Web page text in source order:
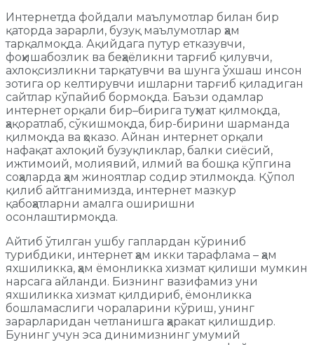
Интернетда фойдали маълумотлар билан бир
қаторда зарарли, бузуқ маълумотлар ҳам
тарқалмоқда. Ақийдага путур етказувчи,
фоҳишабозлик ва беҳаёликни тарғиб қилувчи,
ахлоқсизликни тарқатувчи ва шунга ўхшаш инсон
зотига ор келтирувчи ишларни тарғиб қиладиган
сайтлар кўпайиб бормоқда. Баъзи одамлар
интернет орқали бир–бирига туҳмат қилмоқда,
ҳақоратлаб, сўкишмоқда, бир-бирини шарманда
қилмоқда ва ҳоказо. Айнан интернет орқали
нафақат ахлоқий бузуқликлар, балки сиёсий,
ижтимоий, молиявий, илмий ва бошқа кўпгина
соҳаларда ҳам жиноятлар содир этилмоқда. Қўпол
қилиб айтганимизда, интернет мазкур
қабоҳатларни амалга оширишни
осонлаштирмоқда.
Айтиб ўтилган ушбу гаплардан кўриниб
турибдики, интернет ҳам икки тарафлама – ҳам
яхшиликка, ҳам ёмонликка хизмат қилиши мумкин
нарсага айланди. Бизнинг вазифамиз уни
яхшиликка хизмат қилдириб, ёмонликка
бошламаслиги чораларини кўриш, унинг
зарарларидан четланишга ҳаракат қилишдир.
Бунинг учун эса динимизнинг умумий